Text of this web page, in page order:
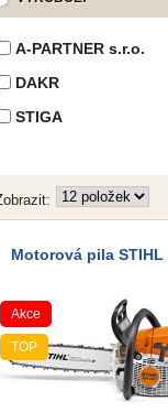
A-PARTNER s.r.o.
DAKR
STIGA
Motorová pila STIHL
Akce
TOP